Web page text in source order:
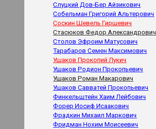
Слуцкий Дов-Бер Айзикович
Собельман Григорий Альтерович
Соскин Шевель Гиршевич
Стасюков Федор Александрович
Столов Эфроим Матусович
Тарабаров Семен Максимович
Ушаков Прокопий Лукич
Ушаков Родион Прокопьевич
Ушаков Роман Макарович
Ушаков Савватей Прокопьевич
Финкельштейн Хаим Лейбович
Форер Иосиф Исаакович
Фрадкин Михаил Маркович
Фридман Нохим Моисеевич